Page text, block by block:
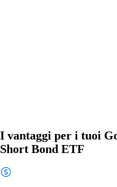
I vantaggi per i tuoi
Short Bond ETF